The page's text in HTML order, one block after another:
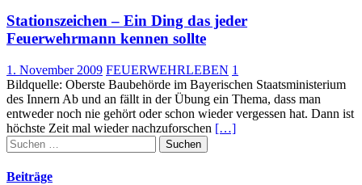
Stationszeichen – Ein Ding das jeder
Feuerwehrmann kennen sollte
1. November 2009 FEUERWEHRLEBEN 1
Bildquelle: Oberste Baubehörde im Bayerischen Staatsministerium
des Innern Ab und an fällt in der Übung ein Thema, dass man
entweder noch nie gehört oder schon wieder vergessen hat. Dann ist
höchste Zeit mal wieder nachzuforschen […]
Suchen
nach:
Beiträge